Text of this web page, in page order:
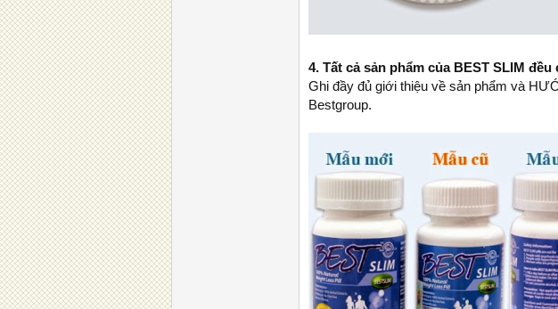
4. Tất cả sản phẩm của BEST SLIM
Ghi đầy đủ giới thiệu về sản phẩm và
Bestgroup.